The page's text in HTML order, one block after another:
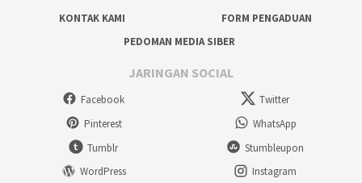
KONTAK KAMI
FORM PENGADUAN
PEDOMAN MEDIA SIBER
JARINGAN SOCIAL
Facebook
Twitter
Pinterest
WhatsApp
Tumblr
Stumbleupon
WordPress
Instagram